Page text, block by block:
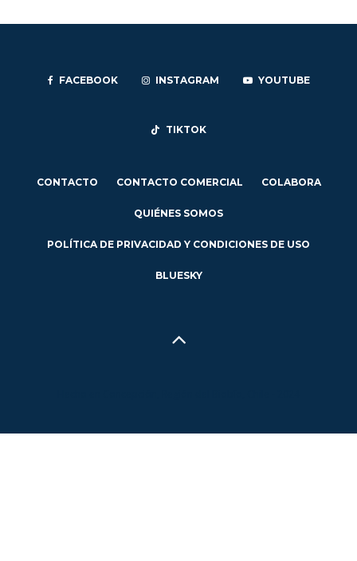
FACEBOOK INSTAGRAM YOUTUBE
TIKTOK
CONTACTO CONTACTO COMERCIAL COLABORA
QUIÉNES SOMOS
POLÍTICA DE PRIVACIDAD Y CONDICIONES DE USO
BLUESKY